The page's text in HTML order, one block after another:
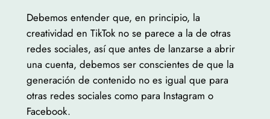
Debemos entender que, en principio, la
creatividad en TikTok no se parece a la de otras
redes sociales, así que antes de lanzarse a abrir
una cuenta, debemos ser conscientes de que la
generación de contenido no es igual que para
otras redes sociales como para Instagram o
Facebook.